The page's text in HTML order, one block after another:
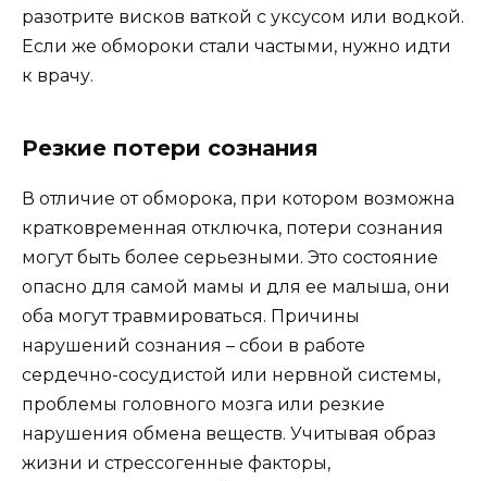
разотрите висков ваткой с уксусом или водкой.
Если же обмороки стали частыми, нужно идти
к врачу.
Резкие потери сознания
В отличие от обморока, при котором возможна
кратковременная отключка, потери сознания
могут быть более серьезными. Это состояние
опасно для самой мамы и для ее малыша, они
оба могут травмироваться. Причины
нарушений сознания – сбои в работе
сердечно-сосудистой или нервной системы,
проблемы головного мозга или резкие
нарушения обмена веществ. Учитывая образ
жизни и стрессогенные факторы,